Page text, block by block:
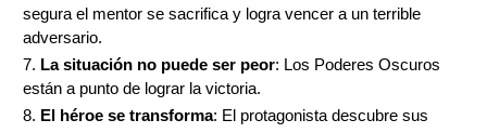
segura el mentor se sacrifica y logra vencer a un terrible
adversario.
La situación no puede ser peor: Los Poderes Oscuros
están a punto de lograr la victoria.
El héroe se transforma: El protagonista descubre sus